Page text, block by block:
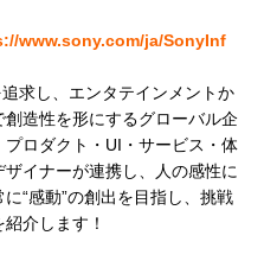
www.sony.com/ja/SonyInf
求し、エンタテインメントか
造性を形にするグローバル企
ロダクト・UI・サービス・体
イナーが連携し、人の感性に
“感動”の創出を目指し、挑戦